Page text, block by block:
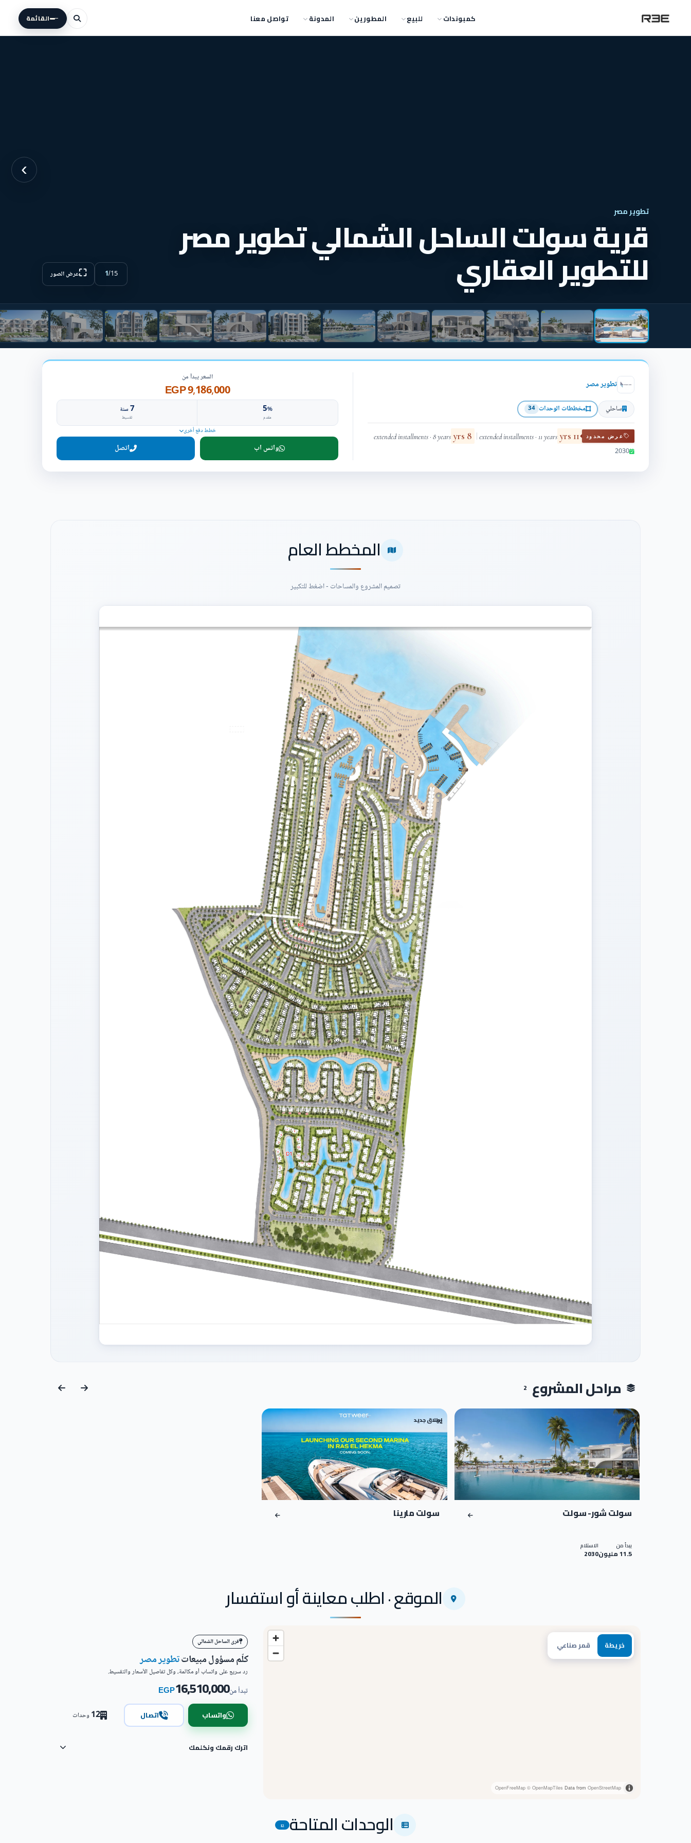
كمبوندات للبيع المطورين المدونة تواصل معنا القائمة
›
تطوير مصر
قرية سولت الساحل الشمالي تطوير مصر
للتطوير العقاري 1/15
⛶عرض الصور
تطوير مصر
ساحلي مخططات الوحدات 34
عرض محدود 11 yrs
extended installments · 11 years
8 yrs
extended installments · 8 years
2030
السعر يبدأ من
9,186,000 EGP
5%
مقدم
7سنة
تقسيط
خطط دفع أخرى
واتس اب اتصل
المخطط العام
تصميم المشروع والمساحات - اضغط للتكبير
مراحل المشروع 2
قريبًا
01
سولت شور- سولت
يبدأ من
11.5 مليون
الاستلام
2030
إطلاق جديد
02
سولت مارينا
الموقع · اطلب معاينة أو استفسار
خريطة قمر صناعي
OpenFreeMap © OpenMapTiles Data from OpenStreetMap
قرى الساحل الشمالي
كلّم مسؤول مبيعاتتطوير مصر
رد سريع على واتساب أو مكالمة، وكل تفاصيل الأسعار والتقسيط.
تبدأ من16,510,000
EGP
واتساب اتصال 12وحدات
اترك رقمك ونكلمك
الوحدات المتاحة 12